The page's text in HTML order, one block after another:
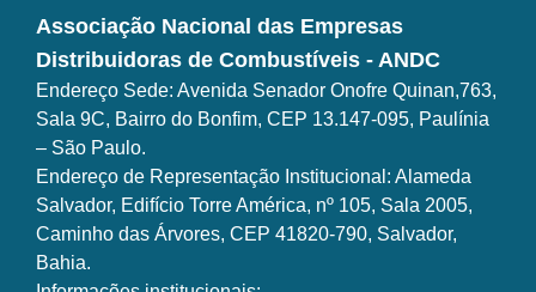
Associação Nacional das Empresas
Distribuidoras de Combustíveis - ANDC
Endereço Sede: Avenida Senador Onofre Quinan,763,
Sala 9C, Bairro do Bonfim, CEP 13.147-095, Paulínia
– São Paulo.
Endereço de Representação Institucional: Alameda
Salvador, Edifício Torre América, nº 105, Sala 2005,
Caminho das Árvores, CEP 41820-790, Salvador,
Bahia.